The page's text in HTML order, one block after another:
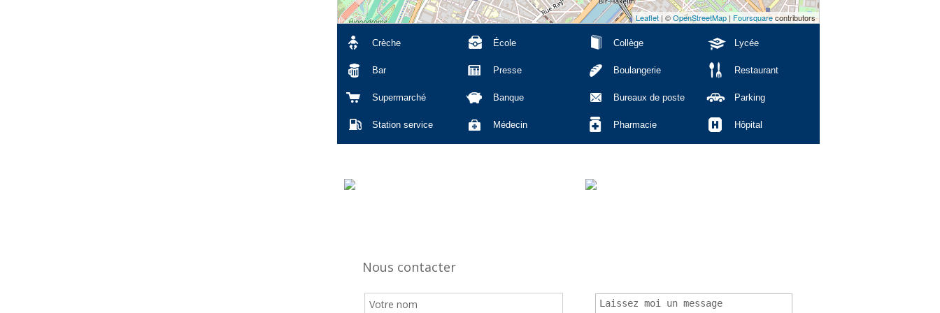
Leaflet | ©OpenStreetMap | Foursquarecontributors
Crèche École Collège Lycée
Bar Presse Boulangerie Restaurant
Supermarché Banque Bureaux de poste Parking
Station service Médecin Pharmacie Hôpital
Nous contacter